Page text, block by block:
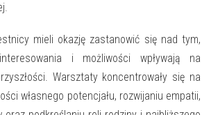
mieli okazję zastanowić się nad tym,
i możliwości wpływają na
Warsztaty koncentrowały się na
własnego potencjału, rozwijaniu empatii,